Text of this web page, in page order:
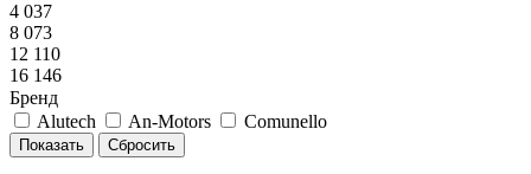
4 037
8 073
12 110
16 146
Бренд
Alutech
An-Motors Comunello
Сбросить